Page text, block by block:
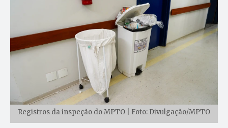
Registros da inspeção do MPTO | Foto: Divulgação/MPTO